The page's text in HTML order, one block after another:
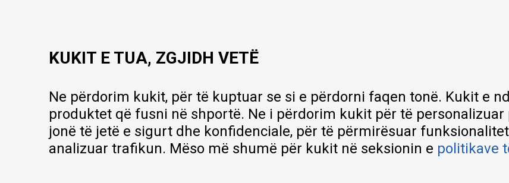
Lista e çmimeve
KUKIT E TUA, ZGJIDH VETË
Ne përdorim kukit, për të kuptuar se si e përdorni faqen tonë. Kukit e
produktet që fusni në shportë. Ne i përdorim kukit për të
jonë të jetë e sigurt dhe konfidenciale, për të përmirësuar
analizuar trafikun. Mëso më shumë për kukit në seksionin e politikave